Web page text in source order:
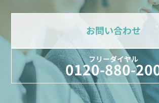
お問い合わせ
フリーダイヤル
0120-880-